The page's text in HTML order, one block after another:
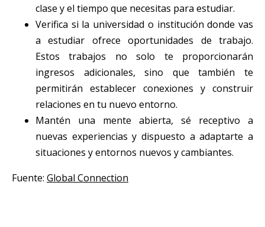
clase y el tiempo que necesitas para estudiar.
Verifica si la universidad o institución donde vas
a estudiar ofrece oportunidades de trabajo.
Estos trabajos no solo te proporcionarán
ingresos adicionales, sino que también te
permitirán establecer conexiones y construir
relaciones en tu nuevo entorno.
Mantén una mente abierta, sé receptivo a
nuevas experiencias y dispuesto a adaptarte a
situaciones y entornos nuevos y cambiantes.
Fuente: Global Connection